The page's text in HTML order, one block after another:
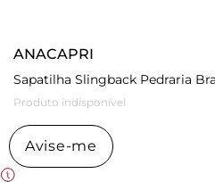
ANACAPRI
Sapatilha Slingback Pedraria
Produto indisponível
Avise-me